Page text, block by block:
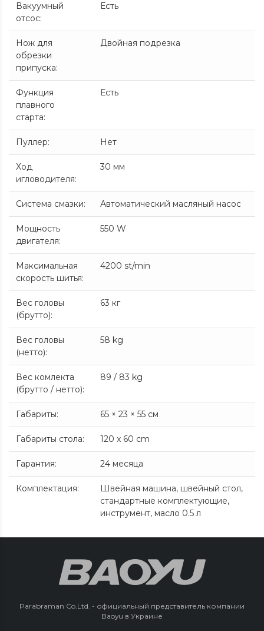
Вакуумный
отсос:
Есть
Нож для
обрезки
припуска:
Двойная подрезка
Функция
плавного
старта:
Есть
Пуллер: Нет
Ход
игловодителя:
30 мм
Система смазки: Автоматический масляный насос
Мощность
двигателя:
550 W
Максимальная
скорость шитья:
4200 st/min
Вес головы
(брутто):
63 кг
Вес головы
(нетто):
58 kg
Вес комлекта
(брутто / нетто):
89 / 83 kg
Габариты: 65 × 23 × 55 см
Габариты стола: 120 x 60 cm
Гарантия: 24 месяца
Комплектация:
Швейная машина, швейный стол,
стандартные комплектующие,
инструмент, масло 0.5 л
Parabraman Co.Ltd. - официальный представитель компании
Baoyu в Украине